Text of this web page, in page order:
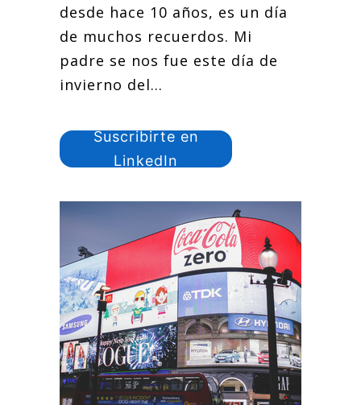
desde hace 10 años, es un día
de muchos recuerdos. Mi
padre se nos fue este día de
invierno del...
Suscribirte en
LinkedIn